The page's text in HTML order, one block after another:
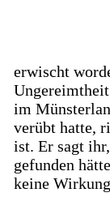
erwischt
im
verübt hatte,
ist. Er sagt
gefunden
keine